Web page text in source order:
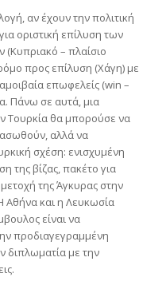
αν έχουν την πολιτική
οριστική επίλυση των
– πλαίσιο
προς επίλυση (Χάγη) με
επωφελείς (win –
Πάνω σε αυτά, μια
Τουρκία θα μπορούσε να
αλλά να
σχέση: ενισχυμένη
της βίζας, πακέτο για
της Άγκυρας στην
Αθήνα και η Λευκωσία
είναι να
προδιαγεγραμμένη
διπλωματία με την